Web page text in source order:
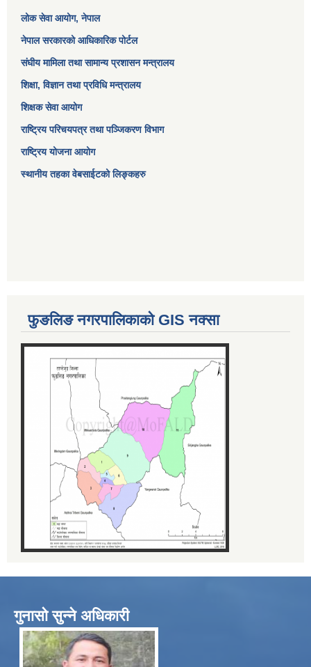
लोक सेवा आयोग, नेपाल
नेपाल सरकारको आधिकारिक पोर्टल
संघीय मामिला तथा सामान्य प्रशासन मन्त्रालय
शिक्षा, विज्ञान तथा प्रविधि मन्त्रालय
शिक्षक सेवा आयोग
राष्ट्रिय परिचयपत्र तथा पञ्जिकरण विभाग
राष्ट्रिय योजना आयोग
स्थानीय तहका वेबसाईटको लिङ्कहरु
फुङलिङ नगरपालिकाको GIS नक्सा
गुनासो सुन्ने अधिकारी